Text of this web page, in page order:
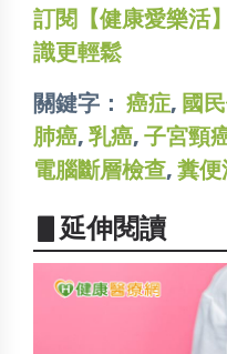
訂閱【健康愛樂活
識更輕鬆
關鍵字： 癌症, 國
肺癌, 乳癌, 子宮頸
電腦斷層檢查, 糞便
▋延伸閱讀